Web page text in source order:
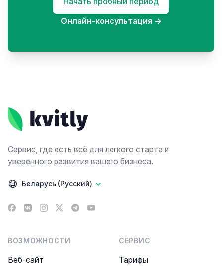
Онлайн-консультация →
Сервис, где есть всё для легкого старта и
уверенного развития вашего бизнеса.
Беларусь (Русский)
Facebook
VK Instagram
X TelegramYouTube
ВОЗМОЖНОСТИ
Веб-сайт
СЕРВИС
Тарифы